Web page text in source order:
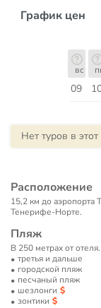
График цен
09
вс
Нет туров в этот
Расположение
15,2 км до
Тенерифе-Норте.
Пляж
В 250 метрах от отеля.
третья и дальше
городской пляж
песчаный пляж
шезлонги
зонтики